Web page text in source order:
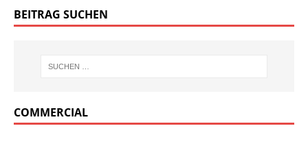
BEITRAG SUCHEN
COMMERCIAL